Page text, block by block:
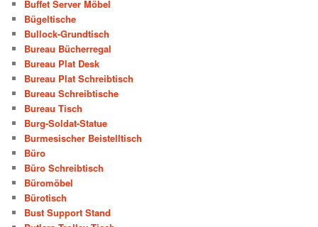
Buffet Server Möbel
Bügeltische
Bullock-Grundtisch
Bureau Bücherregal
Bureau Plat Desk
Bureau Plat Schreibtisch
Bureau Schreibtische
Bureau Tisch
Burg-Soldat-Statue
Burmesischer Beistelltisch
Büro
Büro Schreibtisch
Büromöbel
Bürotisch
Bust Support Stand